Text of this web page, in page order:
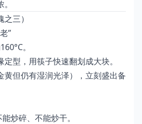
三）
”
。
型，用筷子快速翻划成大块。
黄但仍有湿润光泽），立刻盛出备
炒碎、不能炒干。